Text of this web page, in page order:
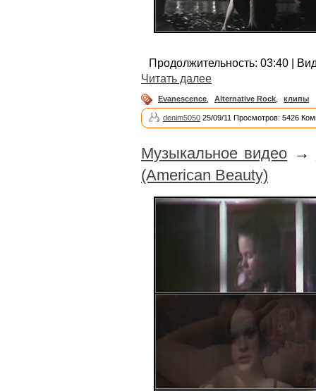
Продолжительность: 03:40 |
Читать далее
Evanescence Alternative Rock клипы
denim5050 25/09/11 Просмотров: 5426
Музыкальное видео →
(American Beauty)